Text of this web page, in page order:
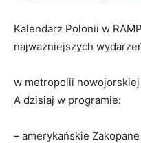
Kalendarz Polonii w
najważniejszych
w metropolii nowojorskiej
A dzisiaj w programie:
– amerykańskie